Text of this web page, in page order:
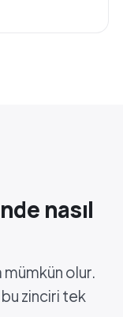
nasıl
mümkün olur.
zinciri tek